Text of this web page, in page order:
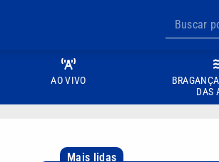
AO VIVO
DAS
Mais lidas